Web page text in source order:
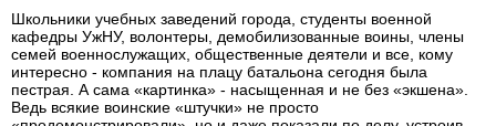
Школьники учебных заведений города, студенты военной
кафедры УжНУ, волонтеры, демобилизованные воины, члены
семей военнослужащих, общественные деятели и все, кому
интересно - компания на плацу батальона сегодня была
пестрая. А сама «картинка» - насыщенная и не без «экшена».
Ведь всякие воинские «штучки» не просто